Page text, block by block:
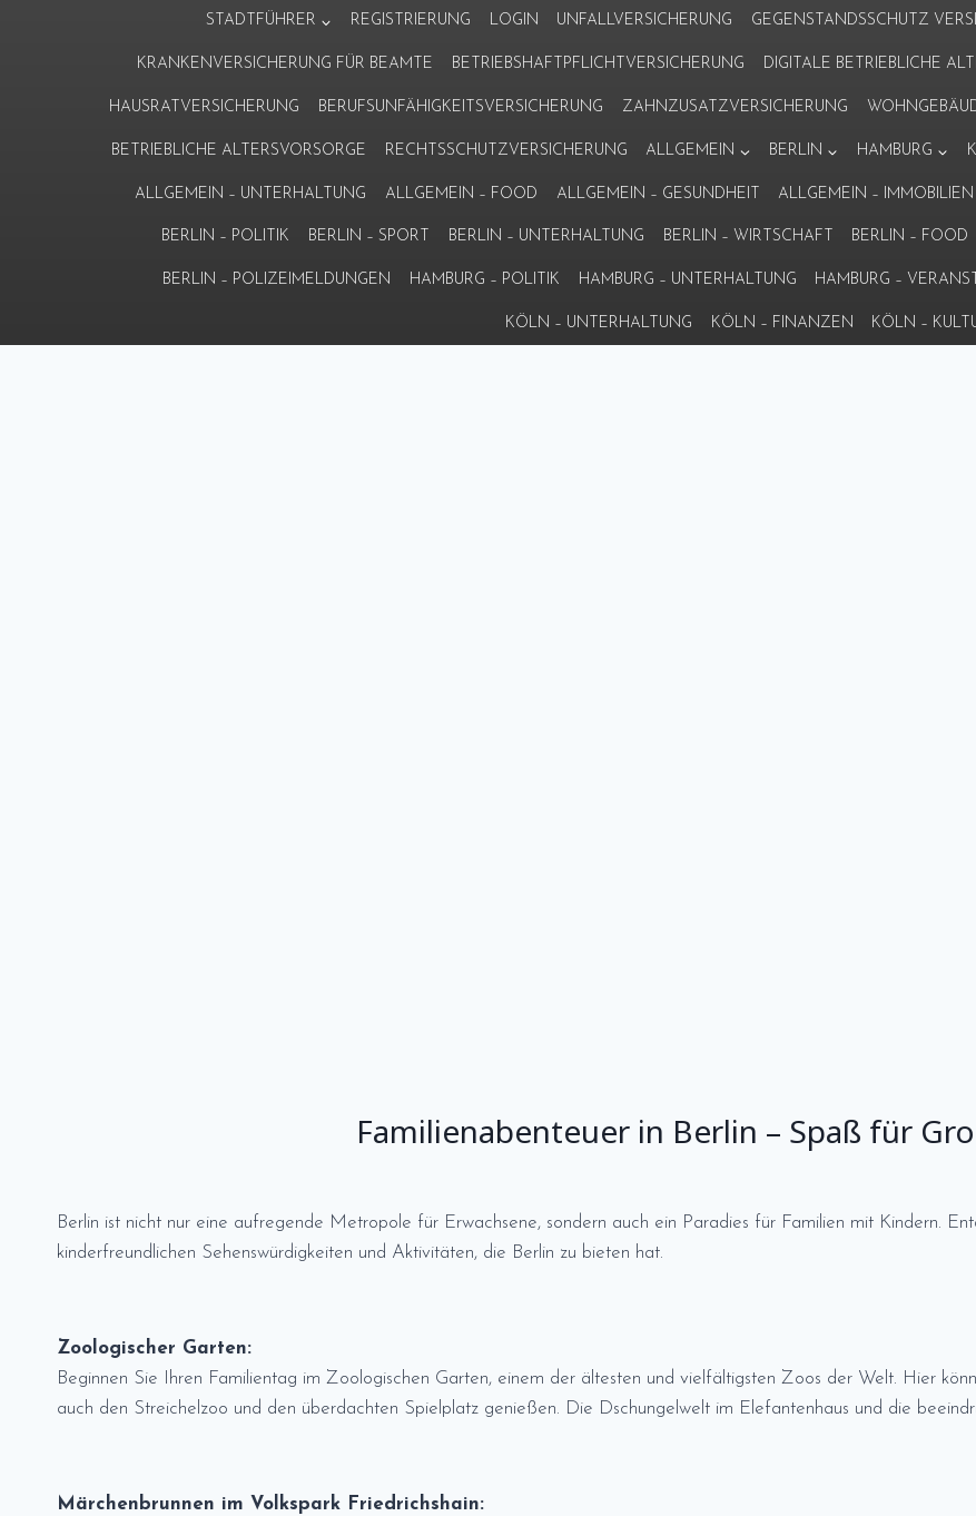
STADTFÜHRER REGISTRIERUNG LOGIN UNFALLVERSICHERUNG GEGENSTANDSSCHUTZ
KRANKENVERSICHERUNG FÜR BEAMTE BETRIEBSHAFTPFLICHTVERSICHERUNG DIGITALE BETRIEBLICHE
HAUSRATVERSICHERUNG BERUFSUNFÄHIGKEITSVERSICHERUNG ZAHNZUSATZVERSICHERUNG
BETRIEBLICHE ALTERSVORSORGE RECHTSSCHUTZVERSICHERUNG ALLGEMEIN BERLIN HAMBURG
ALLGEMEIN – UNTERHALTUNG ALLGEMEIN – FOOD ALLGEMEIN – GESUNDHEIT ALLGEMEIN – IMMOBILIEN
BERLIN – POLITIK BERLIN – SPORT BERLIN – UNTERHALTUNG BERLIN – WIRTSCHAFT BERLIN – FOOD
BERLIN – POLIZEIMELDUNGEN HAMBURG – POLITIK HAMBURG – UNTERHALTUNG HAMBURG –
KÖLN – UNTERHALTUNG KÖLN – FINANZEN KÖLN –
Familienabenteuer in Berlin – Spaß für
Berlin ist nicht nur eine aufregende Metropole für Erwachsene, sondern auch ein Paradies für Familien mit Kindern.
kinderfreundlichen Sehenswürdigkeiten und Aktivitäten, die Berlin zu bieten hat.
Zoologischer Garten:
Beginnen Sie Ihren Familientag im Zoologischen Garten, einem der ältesten und vielfältigsten Zoos der Welt. Hier
auch den Streichelzoo und den überdachten Spielplatz genießen. Die Dschungelwelt im Elefantenhaus und die
Märchenbrunnen im Volkspark Friedrichshain: